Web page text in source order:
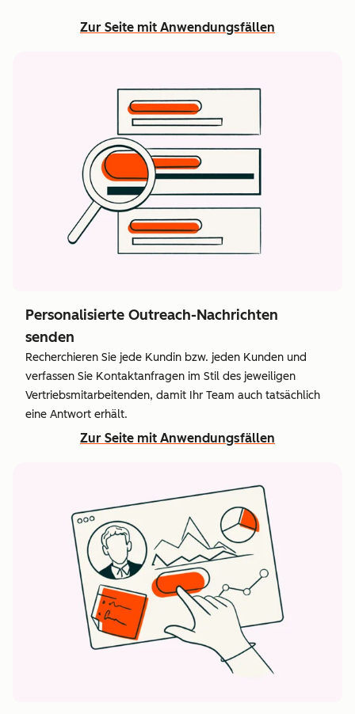
Zur Seite mit Anwendungsfällen
Personalisierte Outreach-Nachrichten
senden
Recherchieren Sie jede Kundin bzw. jeden Kunden und
verfassen Sie Kontaktanfragen im Stil des jeweiligen
Vertriebsmitarbeitenden, damit Ihr Team auch tatsächlich
eine Antwort erhält.
Zur Seite mit Anwendungsfällen